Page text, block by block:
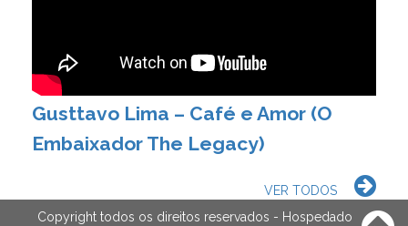
Gusttavo Lima – Café e Amor (O
Embaixador The Legacy)
VER TODOS
Copyright todos os direitos reservados - Hospedado